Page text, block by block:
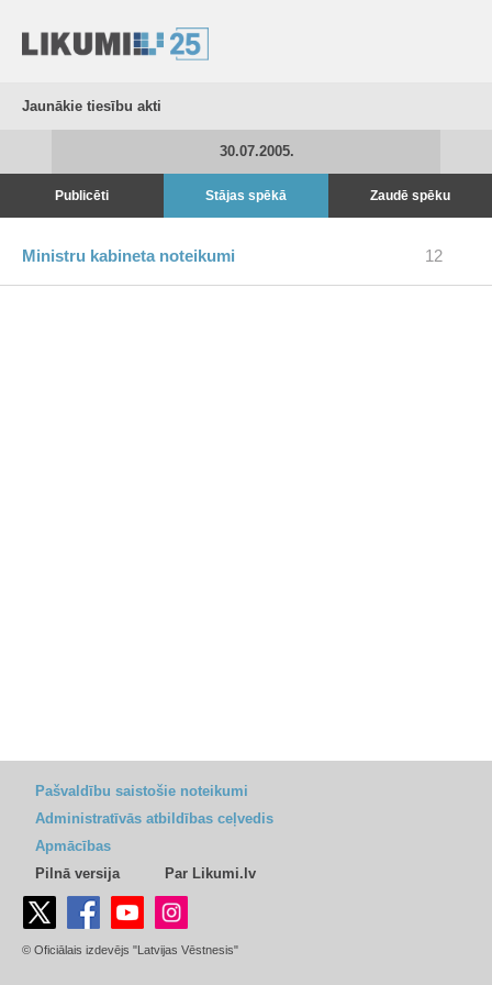
Jaunākie tiesību akti
30.07.2005.
Publicēti Stājas spēkā Zaudē spēku
Ministru kabineta noteikumi 12
Pašvaldību saistošie noteikumi
Administratīvās atbildības ceļvedis
Apmācības
Pilnā versija
Par Likumi.lv
© Oficiālais izdevējs "Latvijas Vēstnesis"